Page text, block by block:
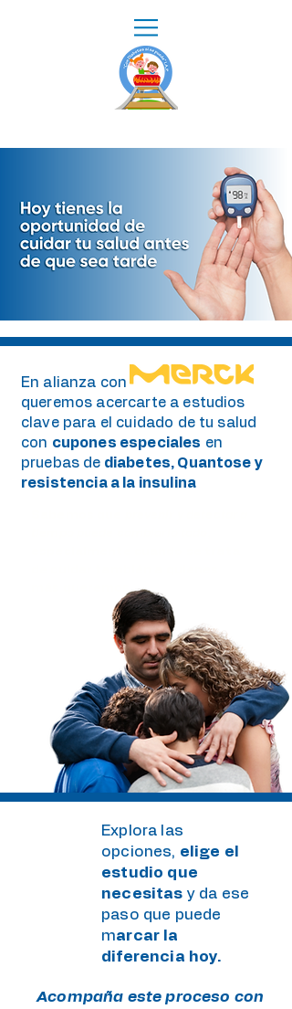
En alianza con
queremos acercarte a estudios
clave para el cuidado de tu salud
con cupones especiales en
pruebas de diabetes, Quantose y
resistencia a la insulina
más queremos.
Explora las
opciones, elige el
estudio que
necesitas y da ese
paso que puede
marcar la
diferencia hoy.
Acompaña este proceso con